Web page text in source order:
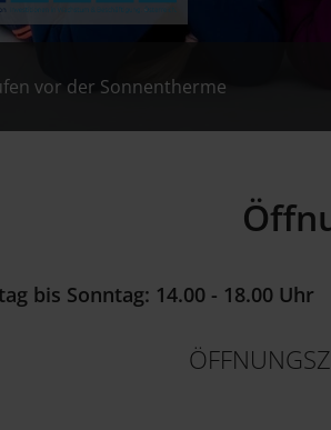
vor der Sonnentherme
vor der Sonnentherme
vor der Sonnentherme
bis Sonntag: 14.00 - 18.00 Uhr